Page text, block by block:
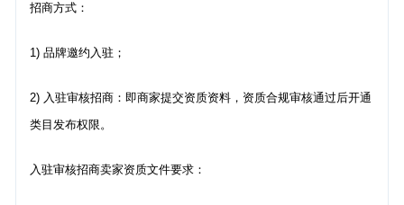
招商方式：
1) 品牌邀约入驻；
2) 入驻审核招商：即商家提交资质资料，资质合规审核通过后开通
类目发布权限。
入驻审核招商卖家资质文件要求：